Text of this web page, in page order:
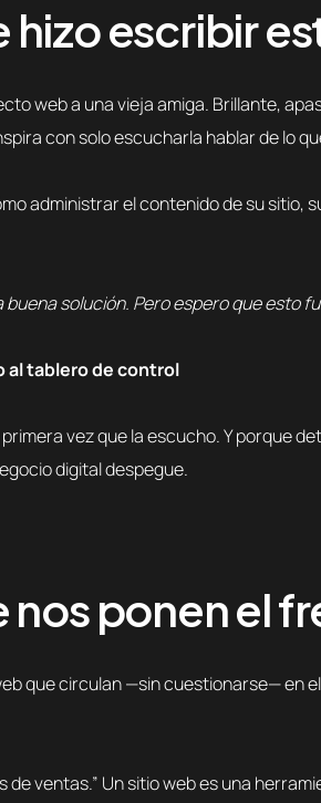
hizo escribir
web a una vieja amiga. Brillante,
con solo escucharla hablar de lo
administrar el contenido de su sitio,
buena solución. Pero espero que esto
al tablero de control
vez que la escucho. Y porque
digital despegue.
nos ponen el
que circulan —sin cuestionarse— en